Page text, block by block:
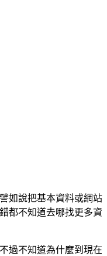
如說把基本資料或網站
都不知道去哪找更多資
過不知道為什麼到現在